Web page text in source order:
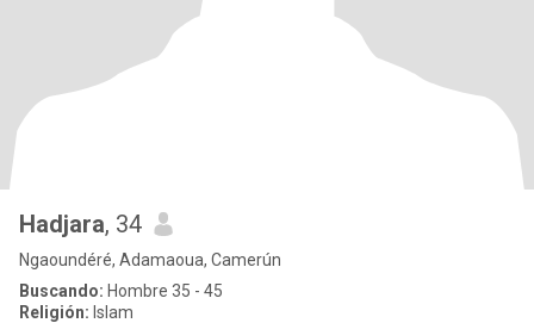
Hadjara, 34
Ngaoundéré, Adamaoua, Camerún
Buscando: Hombre 35 - 45
Religión: Islam